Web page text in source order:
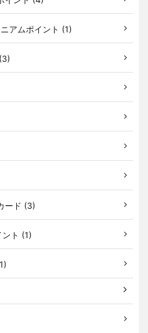
アムポイント (1)
ード (3)
ト (1)